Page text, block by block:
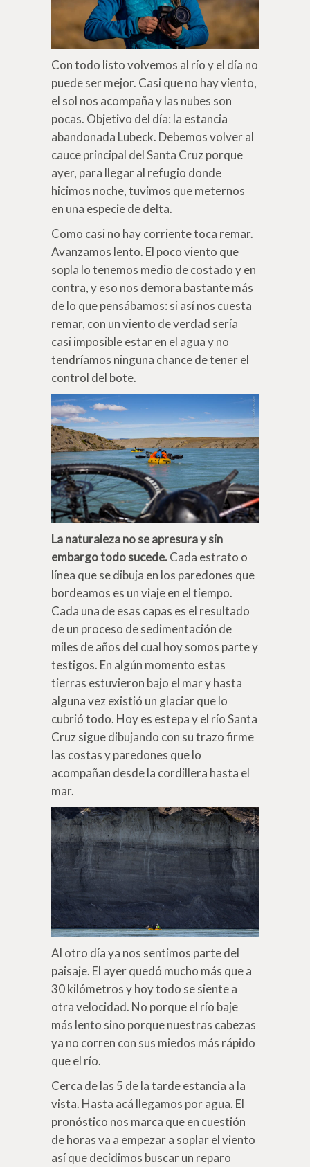
Con todo listo volvemos al río y el día no
puede ser mejor. Casi que no hay viento,
el sol nos acompaña y las nubes son
pocas. Objetivo del día: la estancia
abandonada Lubeck. Debemos volver al
cauce principal del Santa Cruz porque
ayer, para llegar al refugio donde
hicimos noche, tuvimos que meternos
en una especie de delta.
Como casi no hay corriente toca remar.
Avanzamos lento. El poco viento que
sopla lo tenemos medio de costado y en
contra, y eso nos demora bastante más
de lo que pensábamos: si así nos cuesta
remar, con un viento de verdad sería
casi imposible estar en el agua y no
tendríamos ninguna chance de tener el
control del bote.
La naturaleza no se apresura y sin
embargo todo sucede.Cada estrato o
línea que se dibuja en los paredones que
bordeamos es un viaje en el tiempo.
Cada una de esas capas es el resultado
de un proceso de sedimentación de
miles de años del cual hoy somos parte y
testigos. En algún momento estas
tierras estuvieron bajo el mar y hasta
alguna vez existió un glaciar que lo
cubrió todo. Hoy es estepa y el río Santa
Cruz sigue dibujando con su trazo firme
las costas y paredones que lo
acompañan desde la cordillera hasta el
mar.
Al otro día ya nos sentimos parte del
paisaje. El ayer quedó mucho más que a
30 kilómetros y hoy todo se siente a
otra velocidad. No porque el río baje
más lento sino porque nuestras cabezas
ya no corren con sus miedos más rápido
que el río.
Cerca de las 5 de la tarde estancia a la
vista. Hasta acá llegamos por agua. El
pronóstico nos marca que en cuestión
de horas va a empezar a soplar el viento
así que decidimos buscar un reparo